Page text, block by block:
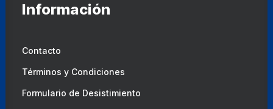
Información
Contacto
Términos y Condiciones
Formulario de Desistimiento